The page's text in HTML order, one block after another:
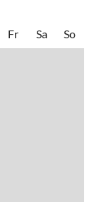
Fr Sa So